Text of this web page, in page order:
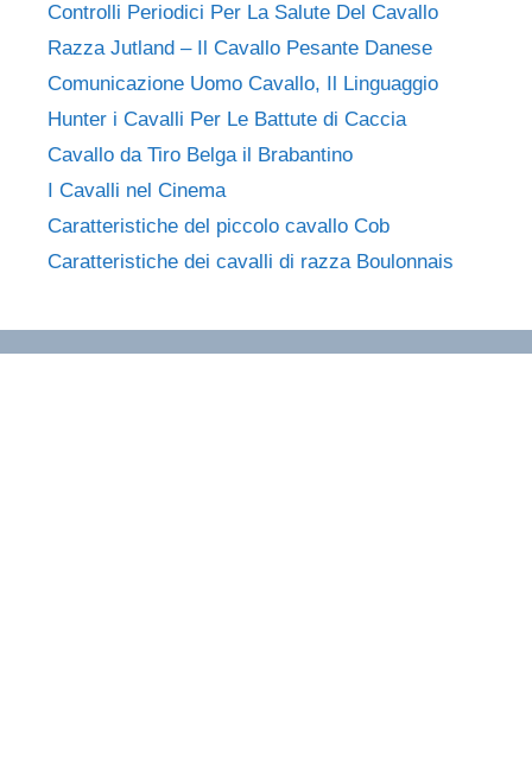
Controlli Periodici Per La Salute Del Cavallo
Razza Jutland – Il Cavallo Pesante Danese
Comunicazione Uomo Cavallo, Il Linguaggio
Hunter i Cavalli Per Le Battute di Caccia
Cavallo da Tiro Belga il Brabantino
I Cavalli nel Cinema
Caratteristiche del piccolo cavallo Cob
Caratteristiche dei cavalli di razza Boulonnais